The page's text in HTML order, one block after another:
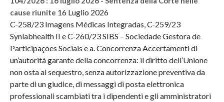
cause riunite 16 Luglio 2026
C-258/23 Imagens Médicas Integradas, C-259/23
Synlabhealth II e C-260/23 SIBS – Sociedade Gestora de
Participações Sociais e a. Concorrenza Accertamenti di
un’autorità garante della concorrenza: il diritto dell’Unione
non osta al sequestro, senza autorizzazione preventiva da
parte di un giudice, di messaggi di posta elettronica
professionali scambiati tra i dipendenti e gli amministratori